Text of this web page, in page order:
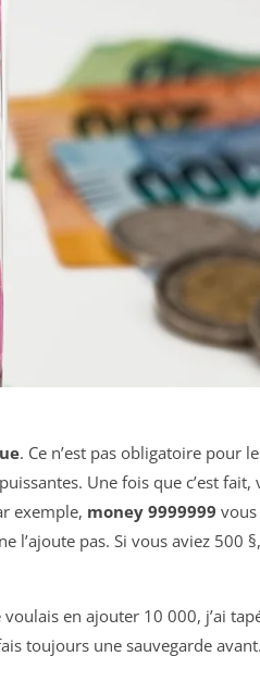
. Ce n’est pas obligatoire pour
Une fois que c’est fait,
exemple, money 9999999
l’ajoute pas. Si vous aviez 500
voulais en ajouter 10 000, j’ai
toujours une sauvegarde avant.